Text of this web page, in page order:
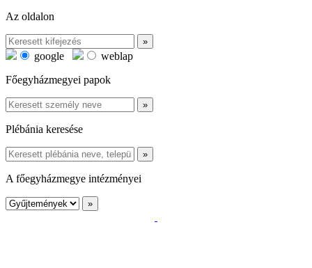
Az oldalon
google
weblap
Főegyházmegyei papok
Plébánia keresése
A főegyházmegye intézményei